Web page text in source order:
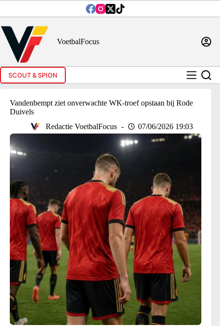
inhoud
VoetbalFocus
SCOUT & SPION
Vandenbempt ziet onverwachte WK-troef opstaan bij Rode
Duivels
Redactie VoetbalFocus
07/06/2026 19:03